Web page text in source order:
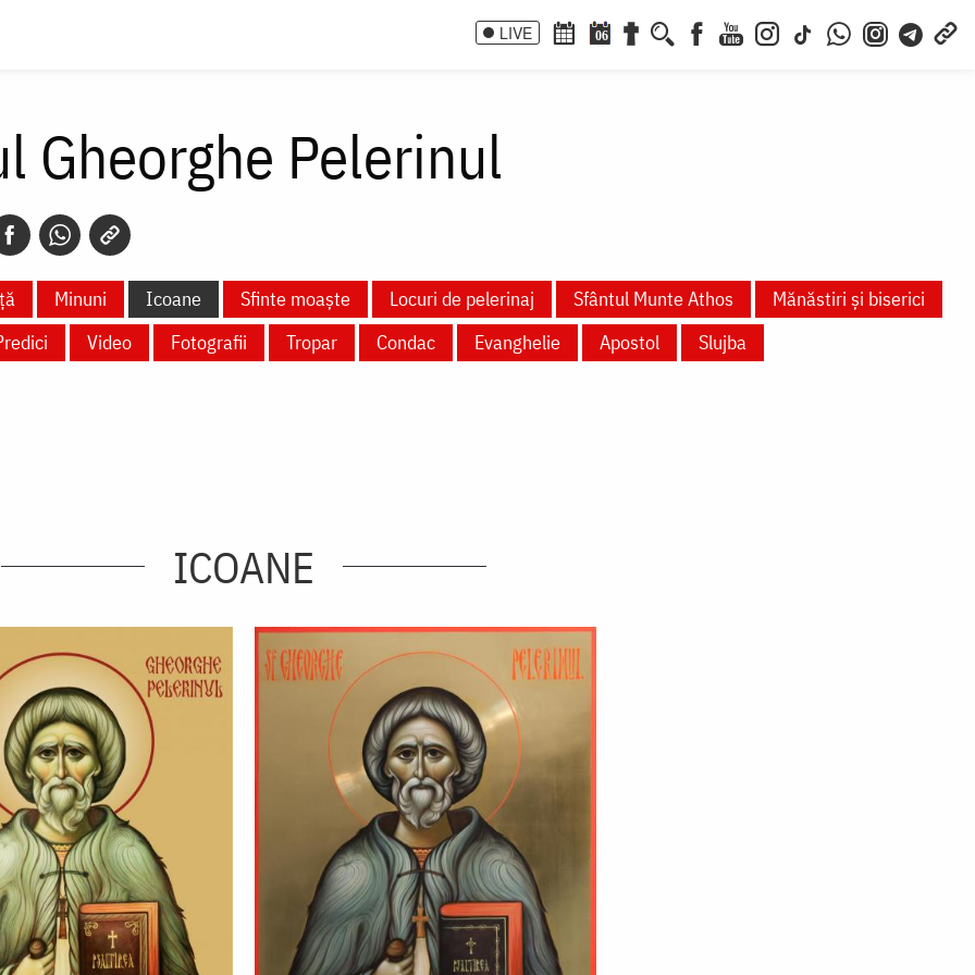
LIVE 06
Gheorghe Pelerinul
Minuni Icoane Sfinte moaște Locuri de pelerinaj Sfântul Munte Athos
Mănăstiri și biserici
Video Fotografii Tropar Condac Evanghelie Apostol Slujba
ICOANE